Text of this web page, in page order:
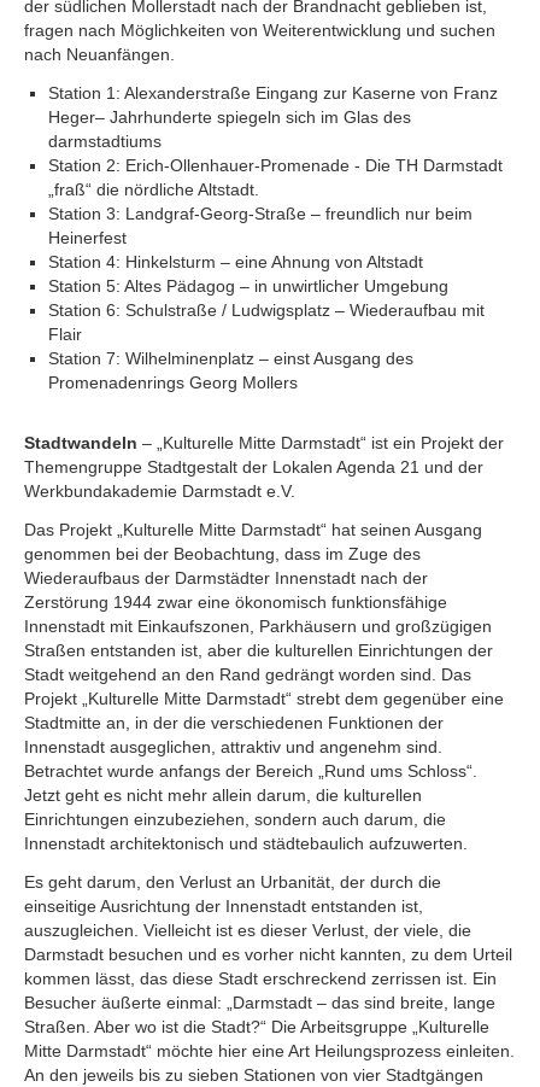
der südlichen Mollerstadt nach der Brandnacht geblieben ist,
fragen nach Möglichkeiten von Weiterentwicklung und suchen
nach Neuanfängen.
Station 1: Alexanderstraße Eingang zur Kaserne von Franz
Heger– Jahrhunderte spiegeln sich im Glas des
darmstadtiums
Station 2: Erich-Ollenhauer-Promenade - Die TH Darmstadt
„fraß“ die nördliche Altstadt.
Station 3: Landgraf-Georg-Straße – freundlich nur beim
Heinerfest
Station 4: Hinkelsturm – eine Ahnung von Altstadt
Station 5: Altes Pädagog – in unwirtlicher Umgebung
Station 6: Schulstraße / Ludwigsplatz – Wiederaufbau mit
Flair
Station 7: Wilhelminenplatz – einst Ausgang des
Promenadenrings Georg Mollers
Stadtwandeln – „Kulturelle Mitte Darmstadt“ ist ein Projekt der
Themengruppe Stadtgestalt der Lokalen Agenda 21 und der
Werkbundakademie Darmstadt e.V.
Das Projekt „Kulturelle Mitte Darmstadt“ hat seinen Ausgang
genommen bei der Beobachtung, dass im Zuge des
Wiederaufbaus der Darmstädter Innenstadt nach der
Zerstörung 1944 zwar eine ökonomisch funktionsfähige
Innenstadt mit Einkaufszonen, Parkhäusern und großzügigen
Straßen entstanden ist, aber die kulturellen Einrichtungen der
Stadt weitgehend an den Rand gedrängt worden sind. Das
Projekt „Kulturelle Mitte Darmstadt“ strebt dem gegenüber eine
Stadtmitte an, in der die verschiedenen Funktionen der
Innenstadt ausgeglichen, attraktiv und angenehm sind.
Betrachtet wurde anfangs der Bereich „Rund ums Schloss“.
Jetzt geht es nicht mehr allein darum, die kulturellen
Einrichtungen einzubeziehen, sondern auch darum, die
Innenstadt architektonisch und städtebaulich aufzuwerten.
Es geht darum, den Verlust an Urbanität, der durch die
einseitige Ausrichtung der Innenstadt entstanden ist,
auszugleichen. Vielleicht ist es dieser Verlust, der viele, die
Darmstadt besuchen und es vorher nicht kannten, zu dem Urteil
kommen lässt, das diese Stadt erschreckend zerrissen ist. Ein
Besucher äußerte einmal: „Darmstadt – das sind breite, lange
Straßen. Aber wo ist die Stadt?“ Die Arbeitsgruppe „Kulturelle
Mitte Darmstadt“ möchte hier eine Art Heilungsprozess einleiten.
An den jeweils bis zu sieben Stationen von vier Stadtgängen